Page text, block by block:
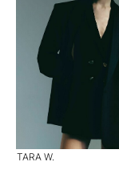
TARA W.